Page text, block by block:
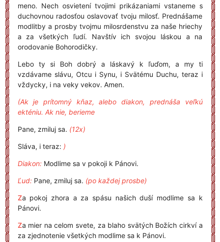
meno. Nech osvietení tvojimi prikázaniami vstaneme s
duchovnou radosťou oslavovať tvoju milosť. Prednášame
modlitby a prosby tvojmu milosrdenstvu za naše hriechy
a za všetkých ľudí. Navštív ich svojou láskou a na
orodovanie Bohorodičky.
Lebo ty si Boh dobrý a láskavý k ľuďom, a my ti
vzdávame slávu, Otcu i Synu, i Svätému Duchu, teraz i
vždycky, i na veky vekov. Amen.
(Ak je prítomný kňaz, alebo diakon, prednáša veľkú
ekténiu. Ak nie, berieme
Pane, zmiluj sa. (12x)
Sláva, i teraz: )
Diakon:Modlime sa v pokoji k Pánovi.
Ľud:Pane, zmiluj sa. (po každej prosbe)
Za pokoj zhora a za spásu našich duší modlime sa k
Pánovi.
Za mier na celom svete, za blaho svätých Božích cirkví a
za zjednotenie všetkých modlime sa k Pánovi.